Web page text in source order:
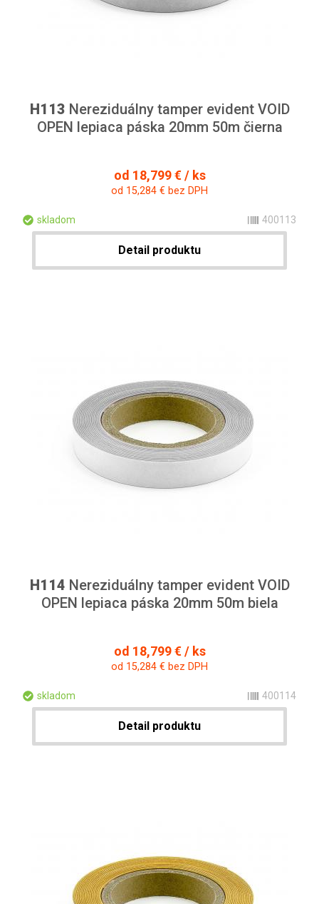
H113 Nereziduálny tamper evident VOID
OPEN lepiaca páska 20mm 50m čierna
od 18,799 € / ks
od 15,284 € bez DPH
skladom 400113
Detail produktu
H114 Nereziduálny tamper evident VOID
OPEN lepiaca páska 20mm 50m biela
od 18,799 € / ks
od 15,284 € bez DPH
skladom 400114
Detail produktu